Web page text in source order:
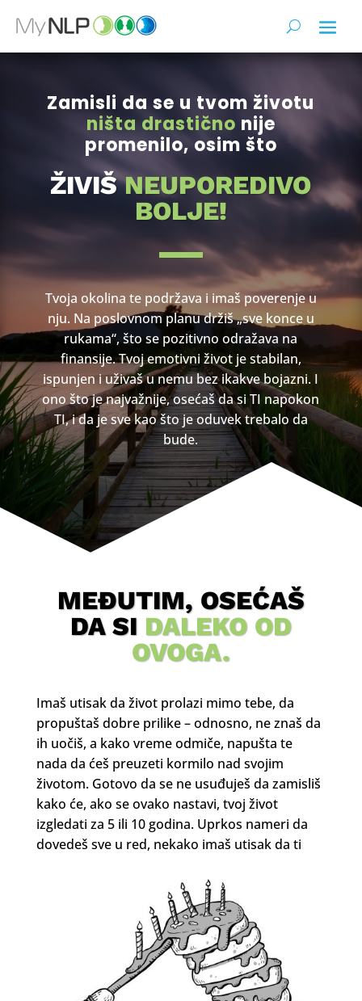
Zamisli da se u tvom životu
ništa drastično nije
promenilo, osim što
ŽIVIŠNEUPOREDIVO
BOLJE!
Tvoja okolina te podržava i imaš poverenje u
nju. Na poslovnom planu držiš „sve konce u
rukama“, što se pozitivno odražava na
finansije. Tvoj emotivni život je stabilan,
ispunjen i uživaš u nemu bez ikakve bojazni. I
ono što je najvažnije, osećaš da si TI napokon
TI, i da je sve kao što je oduvek trebalo da
bude.
MEĐUTIM, OSEĆAŠ
DA SI DALEKO OD
OVOGA.
Imaš utisak da život prolazi mimo tebe, da
propuštaš dobre prilike – odnosno, ne znaš da
ih uočiš, a kako vreme odmiče, napušta te
nada da ćeš preuzeti kormilo nad svojim
životom. Gotovo da se ne usuđuješ da zamisliš
kako će, ako se ovako nastavi, tvoj život
izgledati za 5 ili 10 godina. Uprkos nameri da
dovedeš sve u red, nekako imaš utisak da ti
uspešni, zadovoljni ljudi znaju što ti ne znaš.